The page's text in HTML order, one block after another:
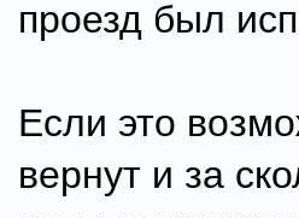
проезд был
Если это
вернут и за